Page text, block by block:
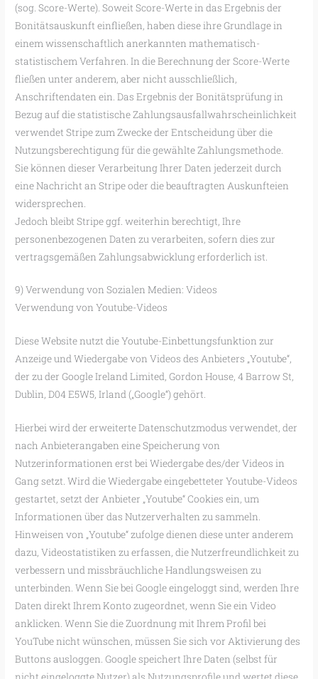
(sog. Score-Werte). Soweit Score-Werte in das Ergebnis der
Bonitätsauskunft einfließen, haben diese ihre Grundlage in
einem wissenschaftlich anerkannten mathematisch-
statistischem Verfahren. In die Berechnung der Score-Werte
fließen unter anderem, aber nicht ausschließlich,
Anschriftendaten ein. Das Ergebnis der Bonitätsprüfung in
Bezug auf die statistische Zahlungsausfallwahrscheinlichkeit
verwendet Stripe zum Zwecke der Entscheidung über die
Nutzungsberechtigung für die gewählte Zahlungsmethode.
Sie können dieser Verarbeitung Ihrer Daten jederzeit durch
eine Nachricht an Stripe oder die beauftragten Auskunfteien
widersprechen.
Jedoch bleibt Stripe ggf. weiterhin berechtigt, Ihre
personenbezogenen Daten zu verarbeiten, sofern dies zur
vertragsgemäßen Zahlungsabwicklung erforderlich ist.
9) Verwendung von Sozialen Medien: Videos
Verwendung von Youtube-Videos
Diese Website nutzt die Youtube-Einbettungsfunktion zur
Anzeige und Wiedergabe von Videos des Anbieters „Youtube“,
der zu der Google Ireland Limited, Gordon House, 4 Barrow St,
Dublin, D04 E5W5, Irland („Google“) gehört.
Hierbei wird der erweiterte Datenschutzmodus verwendet, der
nach Anbieterangaben eine Speicherung von
Nutzerinformationen erst bei Wiedergabe des/der Videos in
Gang setzt. Wird die Wiedergabe eingebetteter Youtube-Videos
gestartet, setzt der Anbieter „Youtube“ Cookies ein, um
Informationen über das Nutzerverhalten zu sammeln.
Hinweisen von „Youtube“ zufolge dienen diese unter anderem
dazu, Videostatistiken zu erfassen, die Nutzerfreundlichkeit zu
verbessern und missbräuchliche Handlungsweisen zu
unterbinden. Wenn Sie bei Google eingeloggt sind, werden Ihre
Daten direkt Ihrem Konto zugeordnet, wenn Sie ein Video
anklicken. Wenn Sie die Zuordnung mit Ihrem Profil bei
YouTube nicht wünschen, müssen Sie sich vor Aktivierung des
Buttons ausloggen. Google speichert Ihre Daten (selbst für